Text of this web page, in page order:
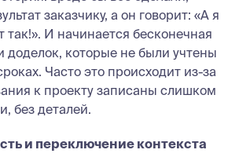
заказчику, а он говорит: «А я
так!». И начинается бесконечная
доделок, которые не были учтены
Часто это происходит из-за
к проекту записаны слишком
без деталей.
и переключение контекста